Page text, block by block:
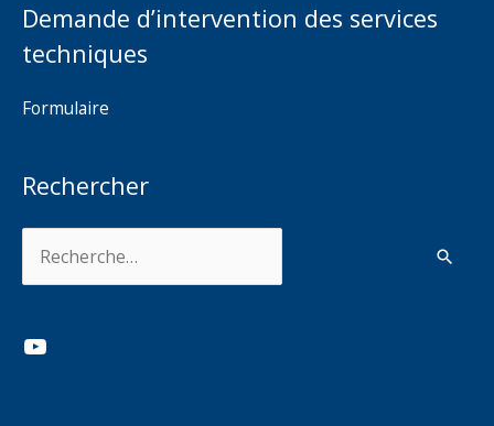
Demande d’intervention des services
techniques
Formulaire
Rechercher
YouTube